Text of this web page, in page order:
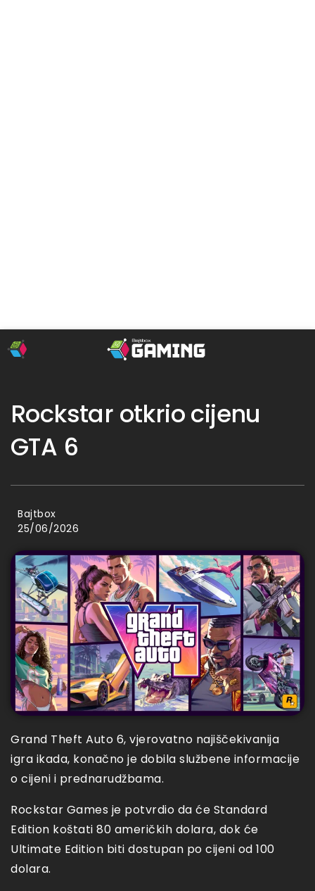
Rockstar otkrio cijenu
GTA 6
Bajtbox
25/06/2026
Grand Theft Auto 6, vjerovatno najiščekivanija
igra ikada, konačno je dobila službene informacije
o cijeni i prednarudžbama.
Rockstar Games je potvrdio da će Standard
Edition koštati 80 američkih dolara, dok će
Ultimate Edition biti dostupan po cijeni od 100
dolara.